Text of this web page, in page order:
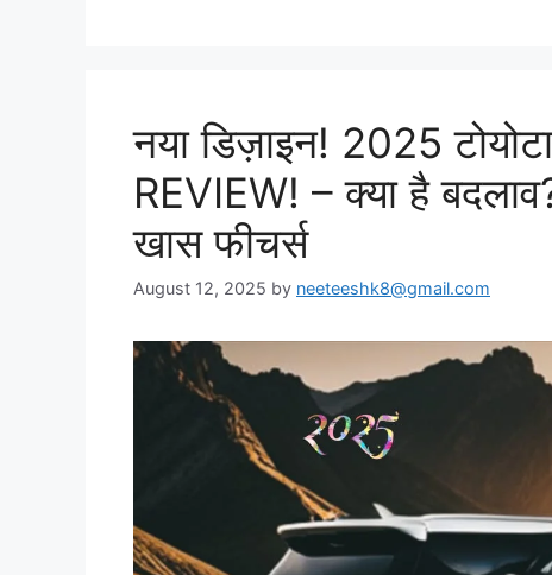
नया डिज़ाइन! 2025
REVIEW! – क्या है
खास फीचर्स
August 12, 2025 by neeteeshk8@gmail.com